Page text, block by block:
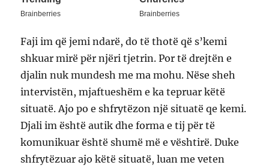
Faji im që jemi ndarë, do të thotë që s’kemi
shkuar mirë për njëri tjetrin. Por të drejtën e
djalin nuk mundesh me ma mohu. Nëse sheh
intervistën, mjaftueshëm e ka tepruar këtë
situatë. Ajo po e shfrytëzon një situatë qe kemi.
Djali im është autik dhe forma e tij për të
komunikuar është shumë më e vështirë. Duke
shfrytëzuar ajo këtë situatë, luan me veten